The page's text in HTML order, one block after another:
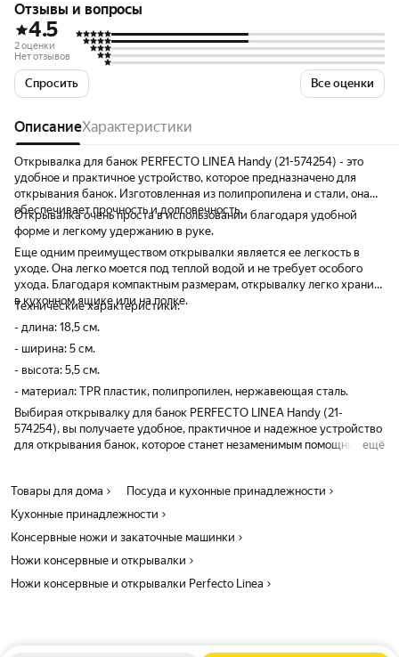
Отзывы и вопросы
4.5
2 оценки
Нет отзывов
Спросить Все оценки
ОписаниеХарактеристики
Открывалка для банок PERFECTO LINEA Handy (21-574254) - это
удобное и практичное устройство, которое предназначено для
открывания банок. Изготовленная из полипропилена и стали, она
обеспечивает прочность и долговечность.
Открывалка очень проста в использовании благодаря удобной
форме и легкому удержанию в руке.
Еще одним преимуществом открывалки является ее легкость в
уходе. Она легко моется под теплой водой и не требует особого
ухода. Благодаря компактным размерам, открывалку легко хранить
в кухонном ящике или на полке.
Технические характеристики:
- длина: 18,5 см.
- ширина: 5 см.
- высота: 5,5 см.
- материал: TPR пластик, полипропилен, нержавеющая сталь.
Выбирая открывалку для банок PERFECTO LINEA Handy (21-
574254), вы получаете удобное, практичное и надежное устройство
для открывания банок, которое станет незаменимым помощникомещё
Товары для дома
Посуда и кухонные принадлежности
Кухонные принадлежности
Консервные ножи и закаточные машинки
Ножи консервные и открывалки
Ножи консервные и открывалки Perfecto Linea